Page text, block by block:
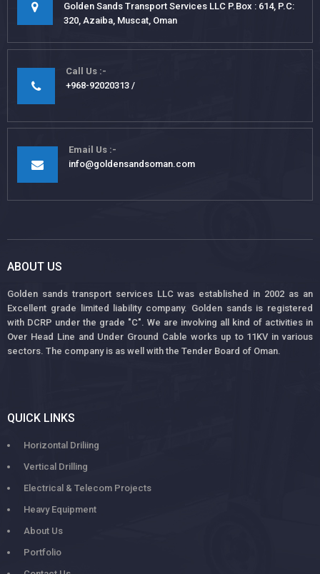
Golden Sands Transport Services LLC P.Box : 614, P.C:
320, Azaiba, Muscat, Oman
Call Us
+968-92020313
Email Us
info@goldensandsoman.com
ABOUT US
Golden sands transport services LLC was established in 2002 as an
Excellent grade limited liability company. Golden sands is registered
with DCRP under the grade "C". We are involving all kind of activities in
Over Head Line and Under Ground Cable works up to 11KV in various
sectors. The company is as well with the Tender Board of Oman.
QUICK LINKS
Horizontal Driliing
Vertical Drilling
Electrical & Telecom Projects
Heavy Equipment
About Us
Portfolio